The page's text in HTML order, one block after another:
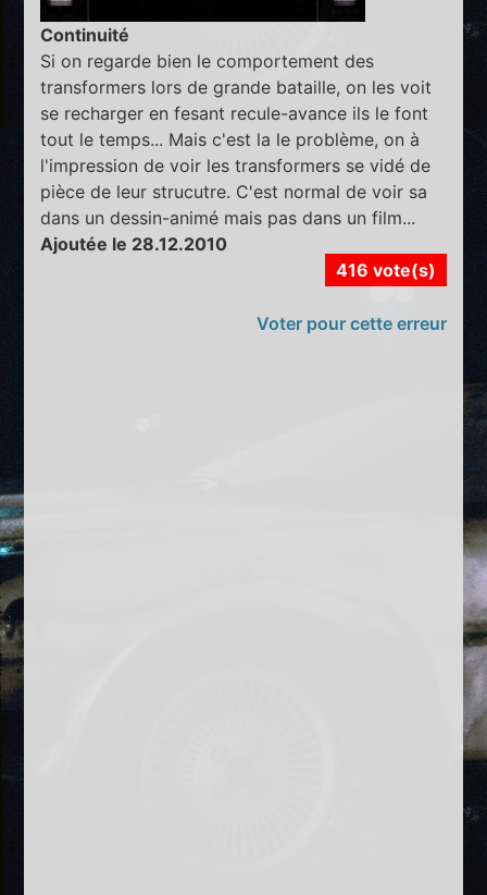
Continuité
Si on regarde bien le comportement des
transformers lors de grande bataille, on les voit
se recharger en fesant recule-avance ils le font
tout le temps... Mais c'est la le problème, on à
l'impression de voir les transformers se vidé de
pièce de leur strucutre. C'est normal de voir sa
dans un dessin-animé mais pas dans un film...
Ajoutée le 28.12.2010
416 vote(s)
Voter pour cette erreur